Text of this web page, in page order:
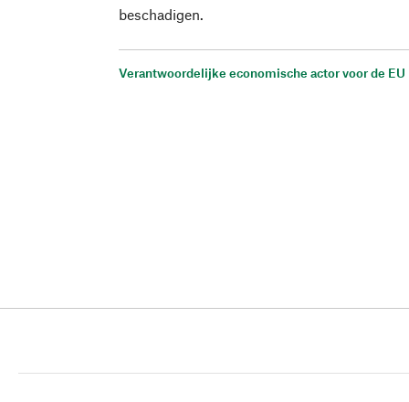
beschadigen.
Verantwoordelijke economische actor voor de EU